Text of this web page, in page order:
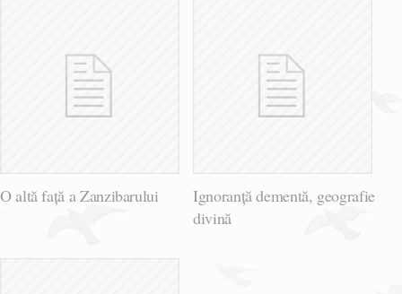
O altă față a Zanzibarului
Ignoranță dementă, geografie
divină